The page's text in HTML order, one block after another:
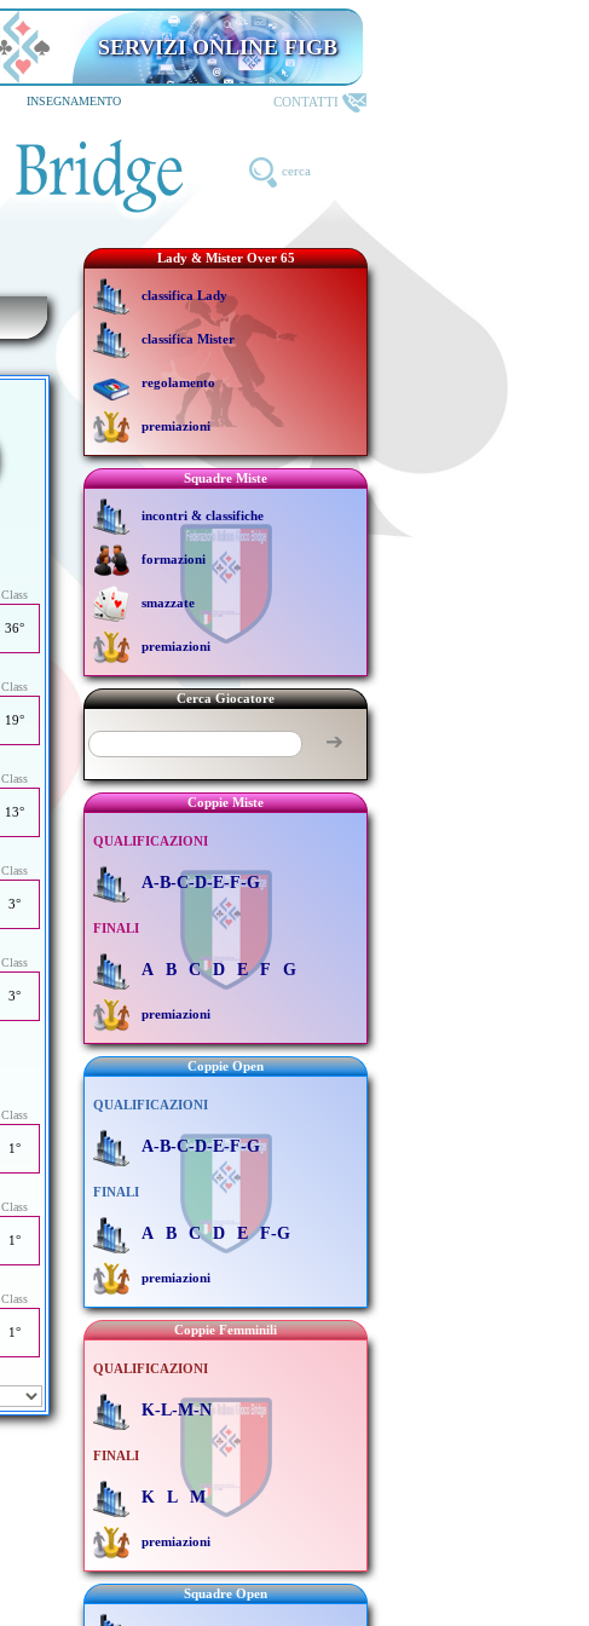
SERVIZI ONLINE FIGB
INSEGNAMENTO CONTATTI
cerca
Class
36°
Class
19°
Class
13°
Class
3°
Class
3°
Class
1°
Class
1°
Class
1°
Lady & Mister Over 65
classifica Lady
classifica Mister
regolamento
premiazioni
Squadre Miste
incontri & classifiche
formazioni
smazzate
premiazioni
Cerca Giocatore
➔
Coppie Miste
QUALIFICAZIONI
A-B-C-D-E-F-G
FINALI
A B C D E F G
premiazioni
Coppie Open
QUALIFICAZIONI
A-B-C-D-E-F-G
FINALI
A B C D E F-G
premiazioni
Coppie Femminili
QUALIFICAZIONI
K-L-M-N
FINALI
K L M
premiazioni
Squadre Open